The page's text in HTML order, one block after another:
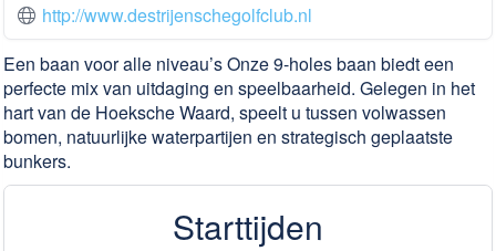
http://www.destrijenschegolfclub.nl
Een baan voor alle niveau’s Onze 9-holes baan biedt een
perfecte mix van uitdaging en speelbaarheid. Gelegen in het
hart van de Hoeksche Waard, speelt u tussen volwassen
bomen, natuurlijke waterpartijen en strategisch geplaatste
bunkers.
Starttijden